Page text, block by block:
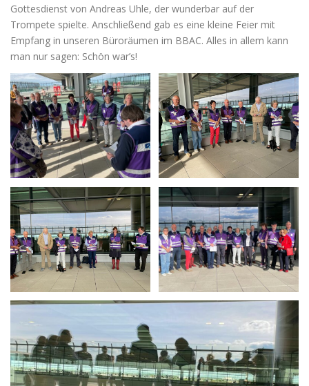
Gottesdienst von Andreas Uhle, der wunderbar auf der
Trompete spielte. Anschließend gab es eine kleine Feier mit
Empfang in unseren Büroräumen im BBAC. Alles in allem kann
man nur sagen: Schön war’s!